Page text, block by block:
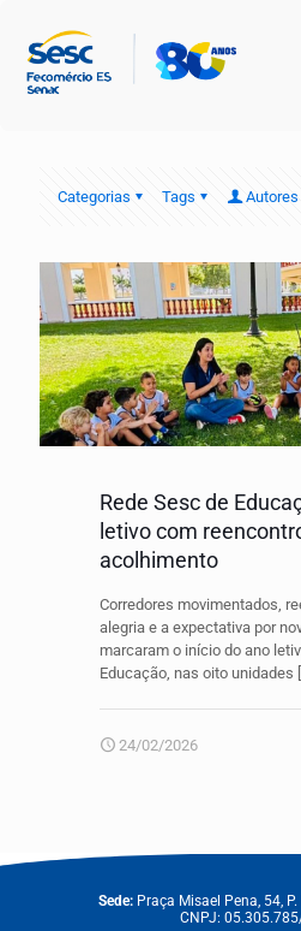
Categorias Tags Autores
Rede Sesc de
letivo com
acolhimento
Corredores movimentados,
alegria e a expectativa por
marcaram o início do ano
Educação, nas oito unidades
24/02/2026
Sede: Praça Misael Pena, 54,
CNPJ: